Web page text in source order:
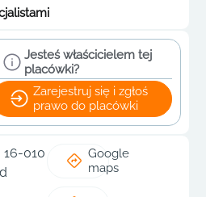
Jesteś właścicielem tej
placówki?
Zarejestruj się i zgłoś
prawo do placówki
16-010
Google
maps